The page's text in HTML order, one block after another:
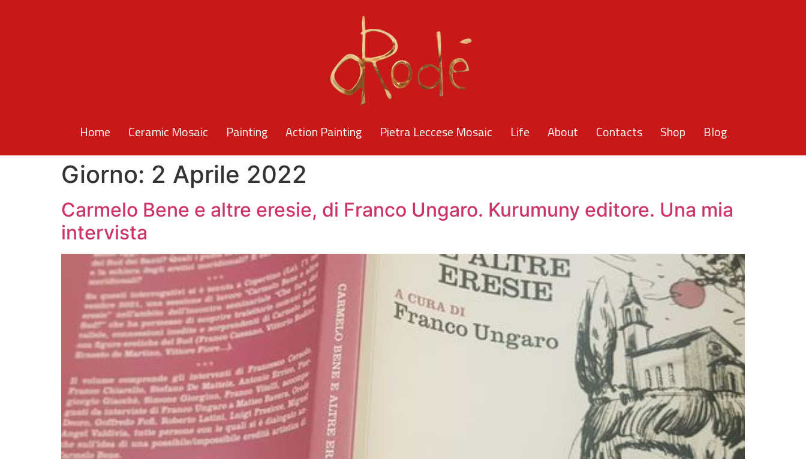
Home Ceramic Mosaic Painting Action Painting Pietra Leccese Mosaic Life About Contacts Shop Blog
Giorno: 2 Aprile 2022
Carmelo Bene e altre eresie, di Franco Ungaro. Kurumuny editore. Una mia
intervista